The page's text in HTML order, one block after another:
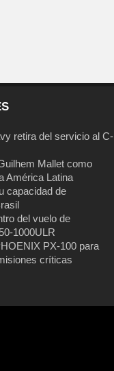
retira del servicio al C-
Mallet como
América Latina
capacidad de
del vuelo de
1000ULR
PX-100 para
críticas